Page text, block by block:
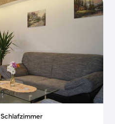
Schlafzimmer